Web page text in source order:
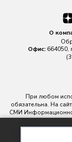
О
Офис: 664050,
При любом
обязательна. На
СМИ
№ ФС 77 - 88763
надзору в сфере